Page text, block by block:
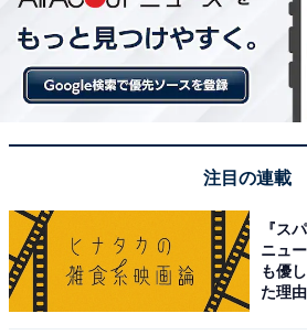
【今日チェックしたい】
SwitchBot「スマートリモコン ハ
注目の連載
『ス
ニュ
も優
た理